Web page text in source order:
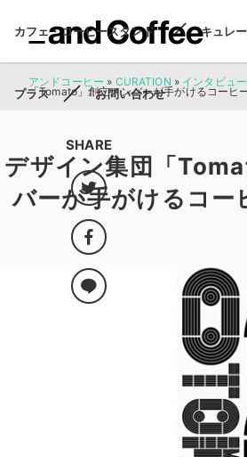
カフェ・コーヒースタンド キュレ
プラス お問い合わせ
アンドコーヒー » CURATION » インタビュー
「Tomato」創立メンバーが手がけるコーヒ
デザイン集団「
バーが手がけるコー
SHARE